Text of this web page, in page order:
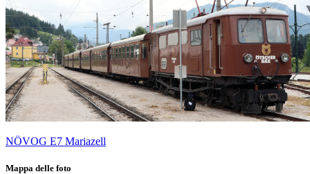
NÖVOG E7 Mariazell
Mappa delle foto